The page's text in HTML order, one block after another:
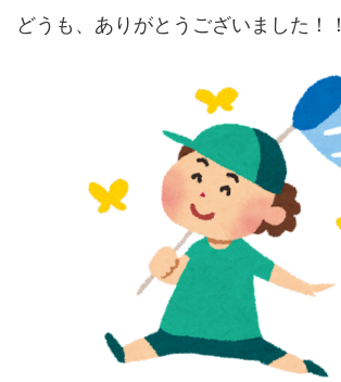
どうも、ありがとうございました！！